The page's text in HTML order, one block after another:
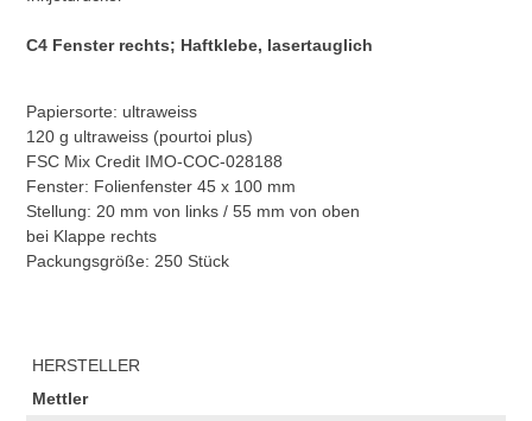
C4 Fenster rechts; Haftklebe, lasertauglich
Papiersorte: ultraweiss
120 g ultraweiss (pourtoi plus)
FSC Mix Credit IMO-COC-028188
Fenster: Folienfenster 45 x 100 mm
Stellung: 20 mm von links / 55 mm von oben
bei Klappe rechts
Packungsgröße: 250 Stück
HERSTELLER
Mettler